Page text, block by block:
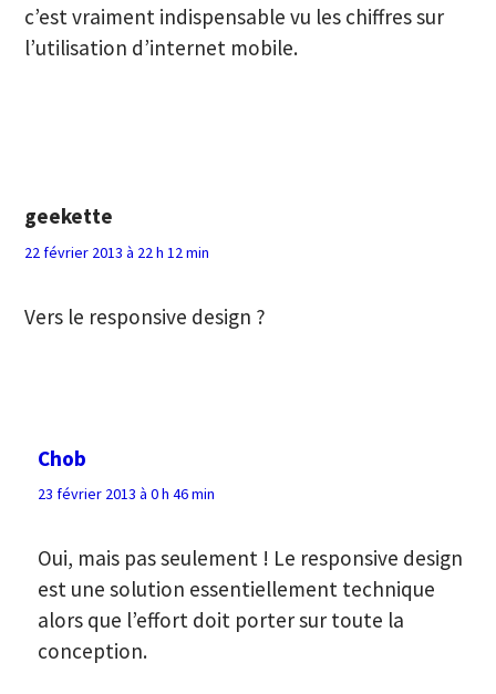
c’est vraiment indispensable vu les chiffres sur
l’utilisation d’internet mobile.
geekette
22 février 2013 à 22 h 12 min
Vers le responsive design ?
Chob
23 février 2013 à 0 h 46 min
Oui, mais pas seulement ! Le responsive design
est une solution essentiellement technique
alors que l’effort doit porter sur toute la
conception.